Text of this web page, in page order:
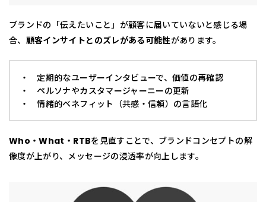
ブランドの「伝えたいこと」が顧客に届いていないと感じる場
合、 顧客インサイトとのズレがある可能性があります。
・ 定期的なユーザーインタビューで、価値の再確認
・ ペルソナやカスタマージャーニーの更新
・ 情緒的ベネフィット（共感・信頼）の言語化
Who・What・RTBを見直すことで、ブランドコンセプトの解
像度が上がり、メッセージの浸透率が向上します。